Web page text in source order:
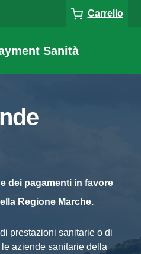
Carrello
Sanità
dei pagamenti in favore
Regione Marche.
prestazioni sanitarie o di
aziende sanitarie della